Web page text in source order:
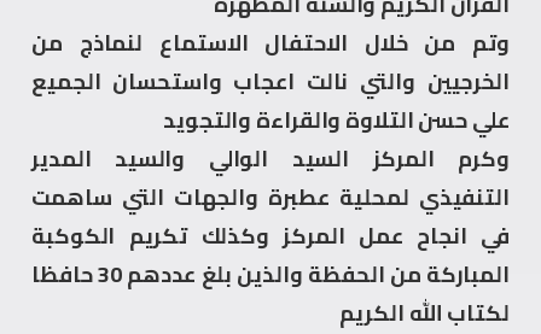
وتم من خلال الاحتفال الاستماع لنماذج من
الخرجيين والتي نالت اعجاب واستحسان الجميع
علي حسن التلاوة والقراءة والتجويد
وكرم المركز السيد الوالي والسيد المدير
التنفيذي لمحلية عطبرة والجهات التي ساهمت
في انجاح عمل المركز وكذلك تكريم الكوكبة
المباركة من الحفظة والذين بلغ عددهم 30 حافظا
لكتاب الله الكريم